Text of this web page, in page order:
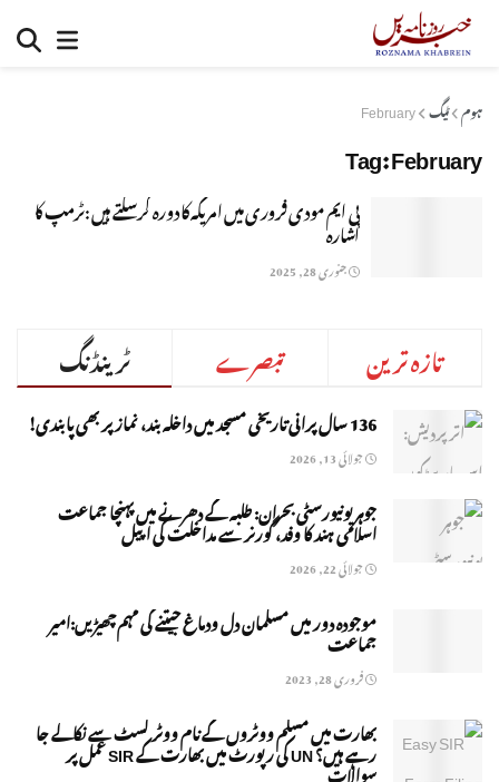
ہوم ٹیگ February
Tag:February
پی ایم مودی فروری میں امریکہ کا دورہ کرسکتے ہیں :ٹرمپ کا
اشارہ
جنوری 28, 2025
ٹرینڈنگ تبصرے تازہ ترین
136 سال پرانی تاریخی مسجد میں داخلہ بند، نماز پر بھی پابندی!
جولائی 13, 2026
جوہر یونیورسٹی بحران: طلبہ کے دھرنے میں پہنچا جماعت
اسلامی ہند کا وفد، گورنر سے مداخلت کی اپیل
جولائی 22, 2026
موجودہ دور میں مسلمان دل ودماغ جیتنے کی مہم چھیڑیں:امیر
جماعت
فروری 28, 2023
بھارت میں مسلم ووٹروں کے نام ووٹر لسٹ سے نکالے جا
رہے ہیں؟ UN کی رپورٹ میں بھارت کے SIR عمل پر
سوالات